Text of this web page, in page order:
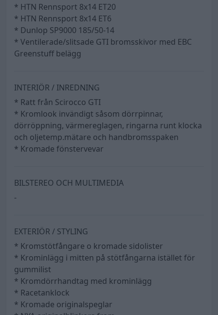
* HTN Rennsport 8x14 ET20
* HTN Rennsport 8x14 ET6
* Dunlop SP9000 185/50-14
* Ventilerade/slitsade GTI bromsskivor med EBC
Greenstuff belägg
INTERIÖR / INREDNING
* Ratt från Scirocco GTI
* Kromlook invändigt såsom dörrpinnar,
dörröppning, värmereglagen, ringarna runt klocka
och oljetemp.mätare och handbromsspaken
* Kromade fönstervevar
BILSTEREO OCH MULTIMEDIA
-
EXTERIÖR / STYLING
* Kromstötfångare o kromade sidolister
* Krominlägg i mitten på stötfångarna istället för
gummilist
* Kromdörrhandtag med krominlägg
* Racetanklock
* Kromade originalspeglar